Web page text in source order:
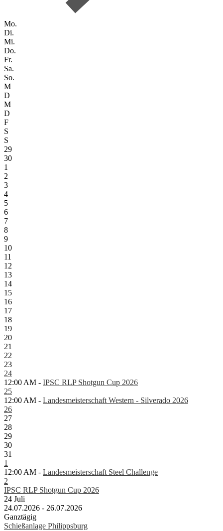
Mo.
Di.
Mi.
Do.
Fr.
Sa.
So.
M
D
M
D
F
S
S
29
30
1
2
3
4
5
6
7
8
9
10
11
12
13
14
15
16
17
18
19
20
21
22
23
24
12:00 AM - IPSC RLP Shotgun Cup 2026
25
12:00 AM - Landesmeisterschaft Western - Silverado 2026
26
27
28
29
30
31
1
12:00 AM - Landesmeisterschaft Steel Challenge
2
IPSC RLP Shotgun Cup 2026
24 Juli
24.07.2026 - 26.07.2026
Ganztägig
Schießanlage Philippsburg